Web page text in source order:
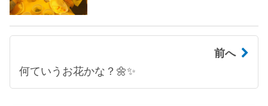
前へ
何ていうお花かな？🌼✨